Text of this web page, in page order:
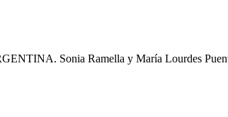
Sonia Ramella y María Lourdes